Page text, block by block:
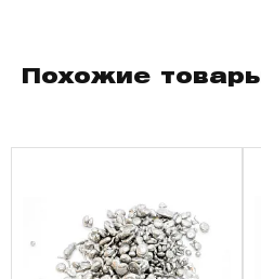
Похожие товары